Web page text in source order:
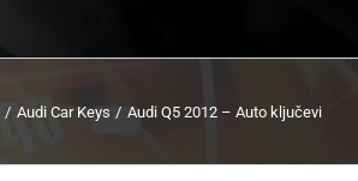
Audi Car Keys Audi Q5 2012 – Auto ključevi